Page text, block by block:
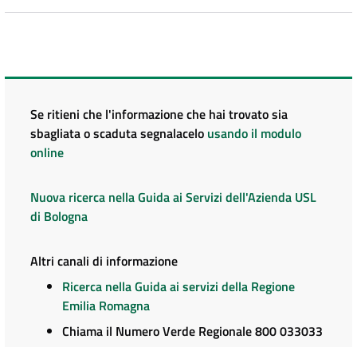
Se ritieni che l'informazione che hai trovato sia
sbagliata o scaduta segnalacelo usando il modulo
online
Nuova ricerca nella Guida ai Servizi dell'Azienda USL
di Bologna
Altri canali di informazione
Ricerca nella Guida ai servizi della Regione
Emilia Romagna
Chiama il Numero Verde Regionale 800 033033